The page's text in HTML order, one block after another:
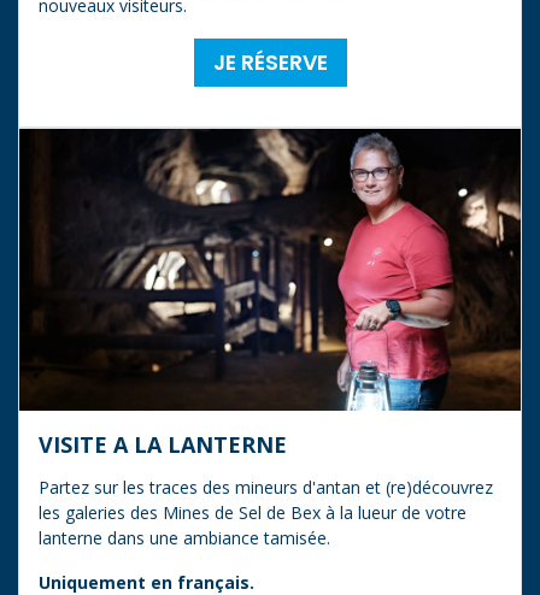
nouveaux visiteurs.
JE RÉSERVE
VISITE A LA LANTERNE
Partez sur les traces des mineurs d'antan et (re)découvrez
les galeries des Mines de Sel de Bex à la lueur de votre
lanterne dans une ambiance tamisée.
Uniquement en français.